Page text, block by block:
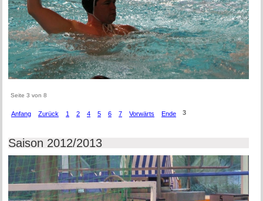
Seite 3 von 8
Anfang Zurück 1 2 3
4 5 6 7 Vorwärts Ende
Saison 2012/2013